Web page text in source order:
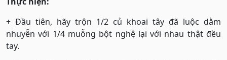
+ Đầu tiên, hãy trộn 1/2 củ khoai tây đã luộc dằm
nhuyễn với 1/4 muỗng bột nghệ lại với nhau thật đều
tay.